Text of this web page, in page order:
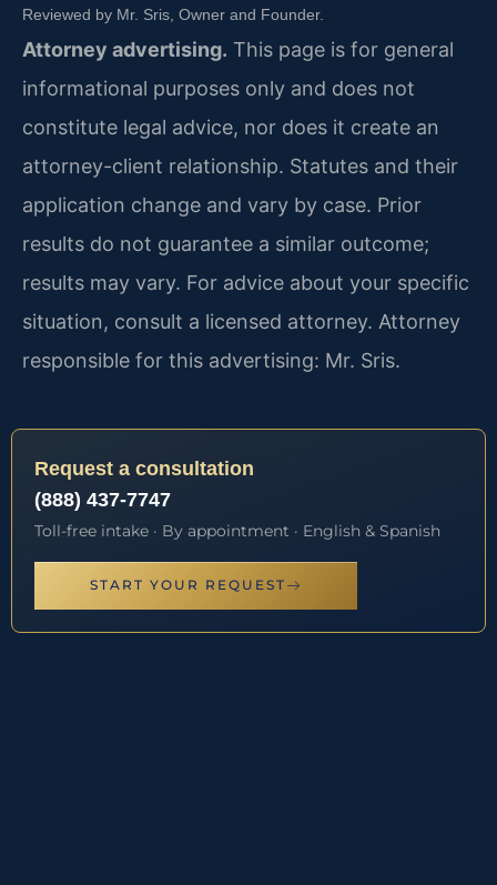
Reviewed by Mr. Sris, Owner and Founder.
Attorney advertising. This page is for general
informational purposes only and does not
constitute legal advice, nor does it create an
attorney-client relationship. Statutes and their
application change and vary by case. Prior
results do not guarantee a similar outcome;
results may vary. For advice about your specific
situation, consult a licensed attorney. Attorney
responsible for this advertising: Mr. Sris.
Request a consultation
(888) 437-7747
Toll-free intake · By appointment · English & Spanish
START YOUR REQUEST